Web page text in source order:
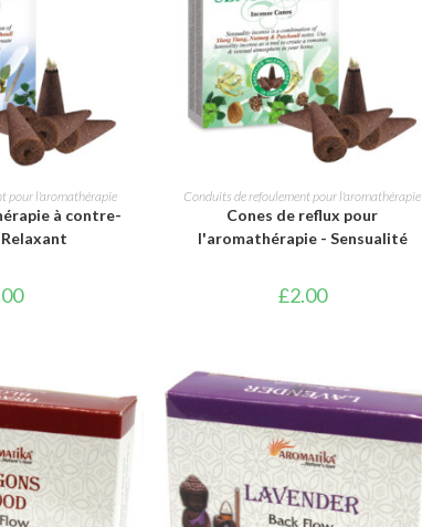
PANIER
pour l'aromathérapie
à contre-
AJOUTER AU PANIER
Conduits de refoulement pour l'aromathérapie
Cones de reflux pour
l'aromathérapie - Sensualité
£2.00